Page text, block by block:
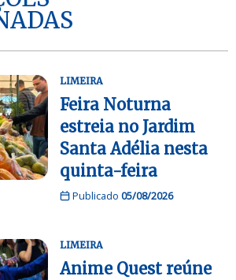
LIMEIRA
Feira Noturna
estreia no Jardim
Santa Adélia nesta
quinta-feira
Publicado 05/08/2026
LIMEIRA
Anime Quest reúne